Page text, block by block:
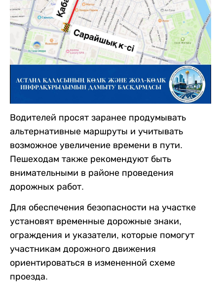
Водителей просят заранее продумывать
альтернативные маршруты и учитывать
возможное увеличение времени в пути.
Пешеходам также рекомендуют быть
внимательными в районе проведения
дорожных работ.
Для обеспечения безопасности на участке
установят временные дорожные знаки,
ограждения и указатели, которые помогут
участникам дорожного движения
ориентироваться в измененной схеме
проезда.